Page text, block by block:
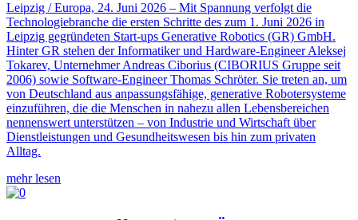
Leipzig / Europa, 24. Juni 2026 – Mit Spannung verfolgt die
Technologiebranche die ersten Schritte des zum 1. Juni 2026 in
Leipzig gegründeten Start-ups Generative Robotics (GR) GmbH.
Hinter GR stehen der Informatiker und Hardware-Engineer Aleksej
Tokarev, Unternehmer Andreas Ciborius (CIBORIUS Gruppe seit
2006) sowie Software-Engineer Thomas Schröter. Sie treten an, um
von Deutschland aus anpassungsfähige, generative Robotersysteme
einzuführen, die die Menschen in nahezu allen Lebensbereichen
nennenswert unterstützen – von Industrie und Wirtschaft über
Dienstleistungen und Gesundheitswesen bis hin zum privaten
Alltag.
mehr lesen